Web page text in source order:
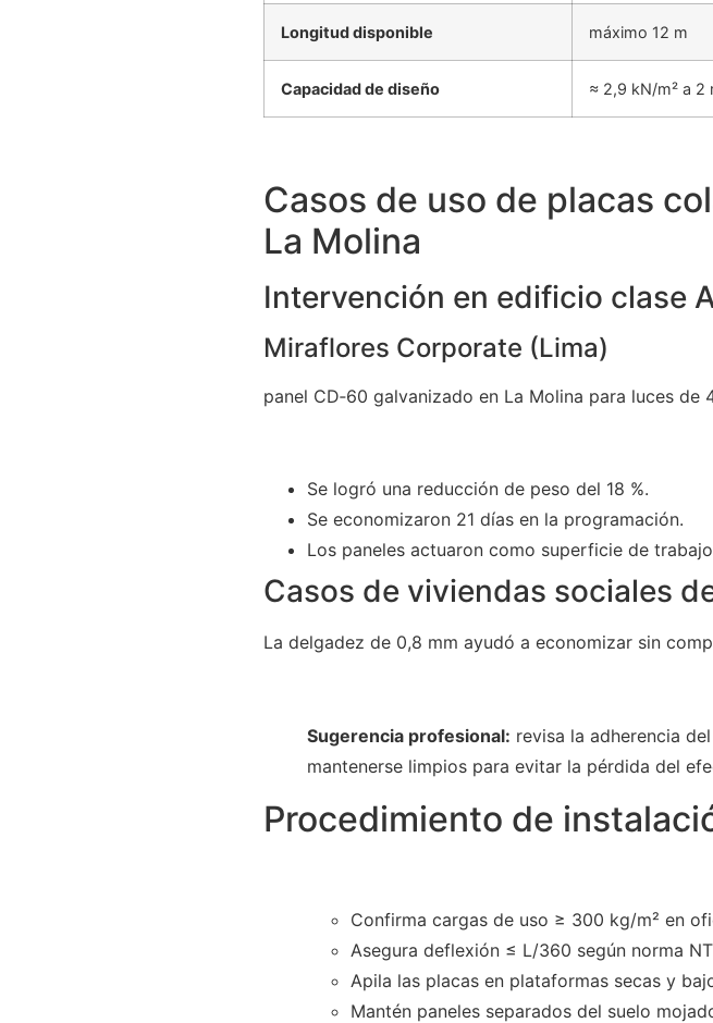
Longitud disponible máximo 12 m
Capacidad de diseño ≈ 2,9 kN/m² a 2
Casos de uso de placas
La Molina
Intervención en edificio clase
Miraflores Corporate (Lima)
panel CD‑60 galvanizado en La Molina para luces
Se logró una reducción de peso del 18 %.
Se economizaron 21 días en la programación.
Los paneles actuaron como superficie de
Casos de viviendas sociales
La delgadez de 0,8 mm ayudó a economizar sin
Sugerencia profesional: revisa la adherencia
mantenerse limpios para evitar la pérdida del
Procedimiento de
Confirma cargas de uso ≥ 300 kg/m² en
Asegura deflexión ≤ L/360 según norma
Apila las placas en plataformas secas y
Mantén paneles separados del suelo